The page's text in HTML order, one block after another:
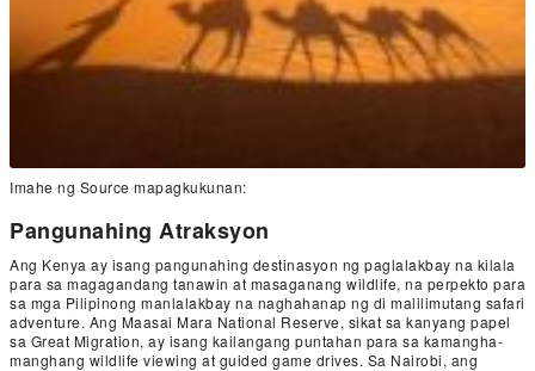
Imahe ng Source mapagkukunan:
Pangunahing Atraksyon
Ang Kenya ay isang pangunahing destinasyon ng paglalakbay na kilala
para sa magagandang tanawin at masaganang wildlife, na perpekto para
sa mga Pilipinong manlalakbay na naghahanap ng di malilimutang safari
adventure. Ang Maasai Mara National Reserve, sikat sa kanyang papel
sa Great Migration, ay isang kailangang puntahan para sa kamangha-
manghang wildlife viewing at guided game drives. Sa Nairobi, ang